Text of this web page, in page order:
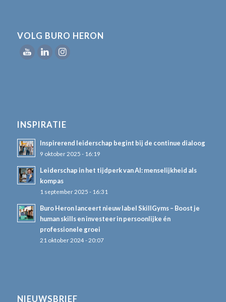
VOLG BURO HERON
INSPIRATIE
Inspirerend leiderschap begint bij de continue dialoog
9 oktober 2025 - 16:19
Leiderschap in het tijdperk van AI: menselijkheid als
kompas
1 september 2025 - 16:31
Buro Heron lanceert nieuw label SkillGyms – Boost je
human skills en investeer in persoonlijke én
professionele groei
21 oktober 2024 - 20:07
NIEUWSBRIEF